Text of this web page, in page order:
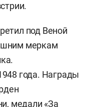
под Веной
меркам
года. Награды
медали «За